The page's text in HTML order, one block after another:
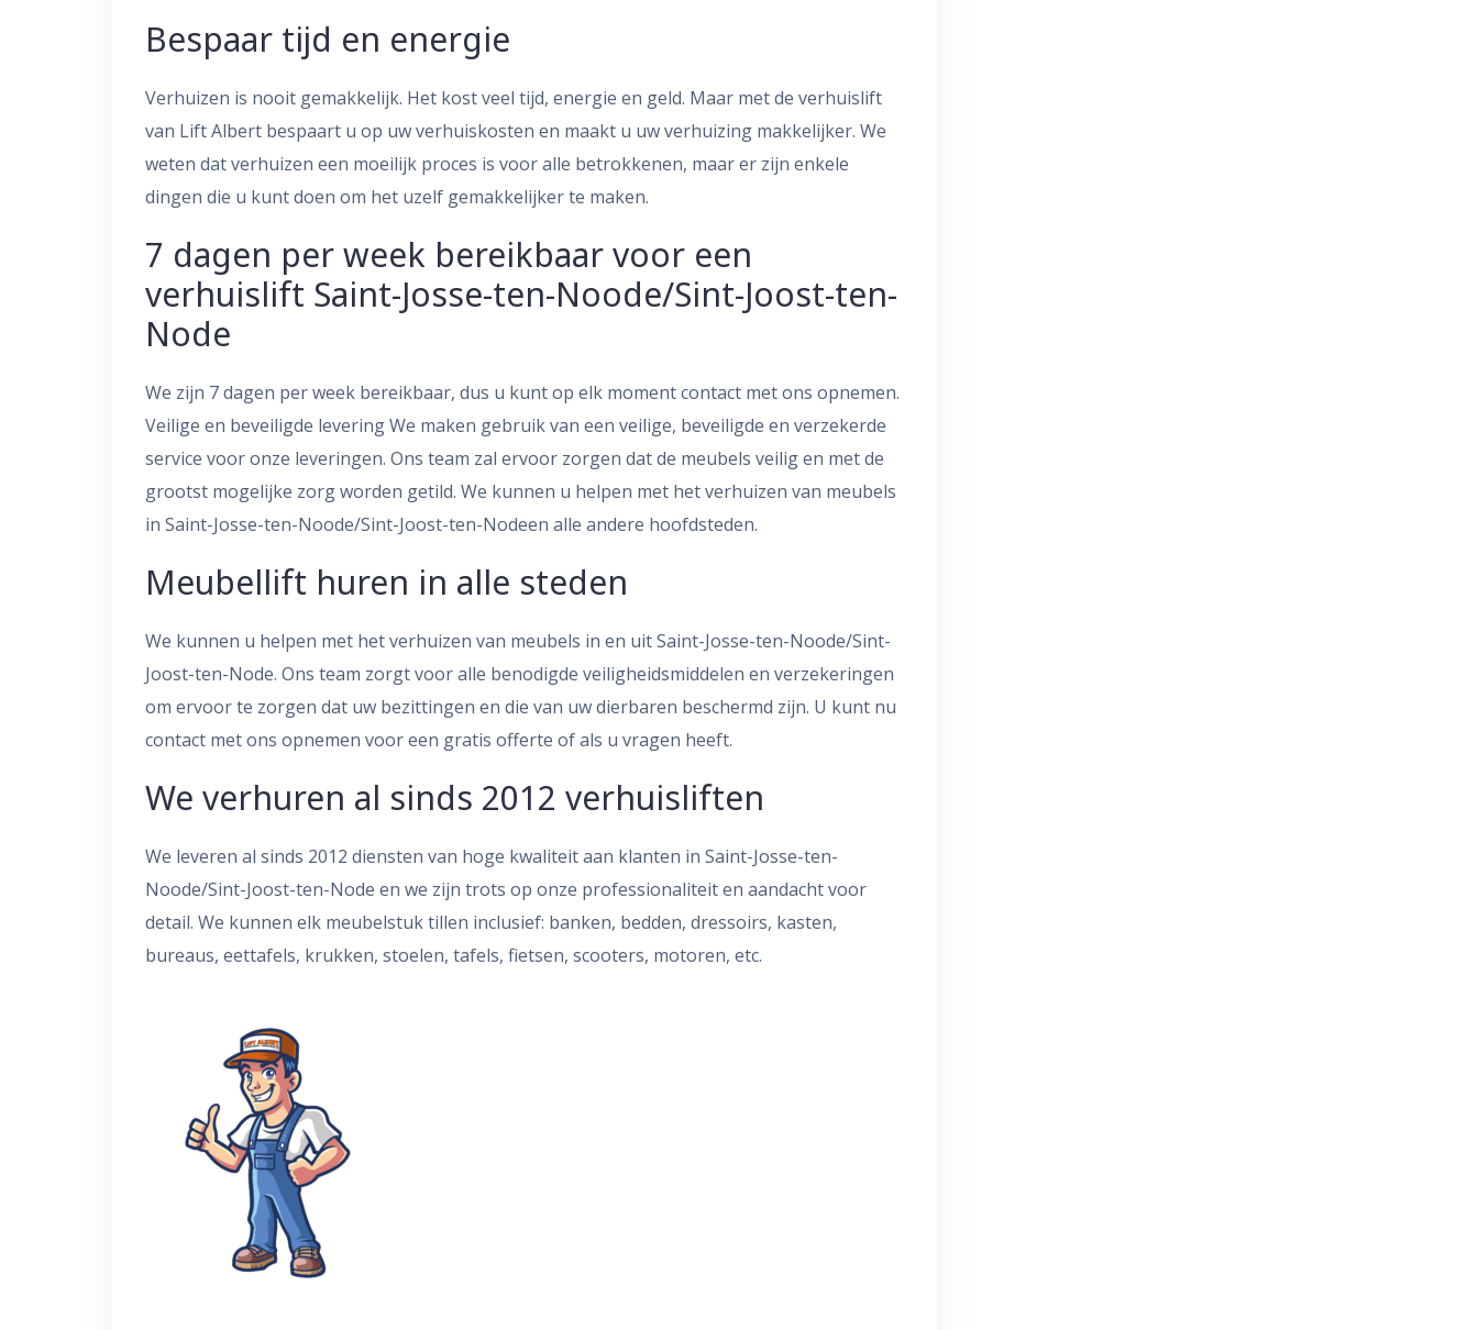
Bespaar tijd en energie
Verhuizen is nooit gemakkelijk. Het kost veel tijd, energie en geld. Maar met de verhuislift
van Lift Albert bespaart u op uw verhuiskosten en maakt u uw verhuizing makkelijker. We
weten dat verhuizen een moeilijk proces is voor alle betrokkenen, maar er zijn enkele
dingen die u kunt doen om het uzelf gemakkelijker te maken.
7 dagen per week bereikbaar voor een
verhuislift Saint-Josse-ten-Noode/Sint-Joost-ten-
Node
We zijn 7 dagen per week bereikbaar, dus u kunt op elk moment contact met ons opnemen.
Veilige en beveiligde levering We maken gebruik van een veilige, beveiligde en verzekerde
service voor onze leveringen. Ons team zal ervoor zorgen dat de meubels veilig en met de
grootst mogelijke zorg worden getild. We kunnen u helpen met het verhuizen van meubels
in Saint-Josse-ten-Noode/Sint-Joost-ten-Nodeen alle andere hoofdsteden.
Meubellift huren in alle steden
We kunnen u helpen met het verhuizen van meubels in en uit Saint-Josse-ten-Noode/Sint-
Joost-ten-Node. Ons team zorgt voor alle benodigde veiligheidsmiddelen en verzekeringen
om ervoor te zorgen dat uw bezittingen en die van uw dierbaren beschermd zijn. U kunt nu
contact met ons opnemen voor een gratis offerte of als u vragen heeft.
We verhuren al sinds 2012 verhuisliften
We leveren al sinds 2012 diensten van hoge kwaliteit aan klanten in Saint-Josse-ten-
Noode/Sint-Joost-ten-Node en we zijn trots op onze professionaliteit en aandacht voor
detail. We kunnen elk meubelstuk tillen inclusief: banken, bedden, dressoirs, kasten,
bureaus, eettafels, krukken, stoelen, tafels, fietsen, scooters, motoren, etc.